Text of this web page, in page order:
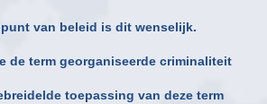
van beleid is dit wenselijk.
de term georganiseerde criminaliteit
toepassing van deze term